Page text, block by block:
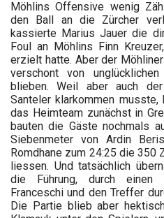
Möhlins Offensive wenig
den Ball an die Zürcher
kassierte Marius Jauer die
Foul an Möhlins Finn
erzielt hatte. Aber der
verschont von
blieben. Weil aber auch
Santeler klarkommen
das Heimteam zunächst in
bauten die Gäste nochmals
Siebenmeter von Ardin
Romdhane zum 24:25 die 350
liessen. Und tatsächlich
die Führung, durch einen
Franceschi und den Treffer
Die Partie blieb aber